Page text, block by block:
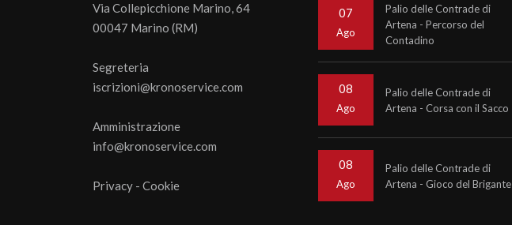
Via Collepicchione Marino, 64
00047 Marino (RM)
Segreteria
iscrizioni@kronoservice.com
Amministrazione
info@kronoservice.com
Privacy - Cookie
07
Ago
Palio delle Contrade di
Artena - Percorso del
Contadino
08
Ago
Palio delle Contrade di
Artena - Corsa con il Sacco
08
Ago
Palio delle Contrade di
Artena - Gioco del Brigante